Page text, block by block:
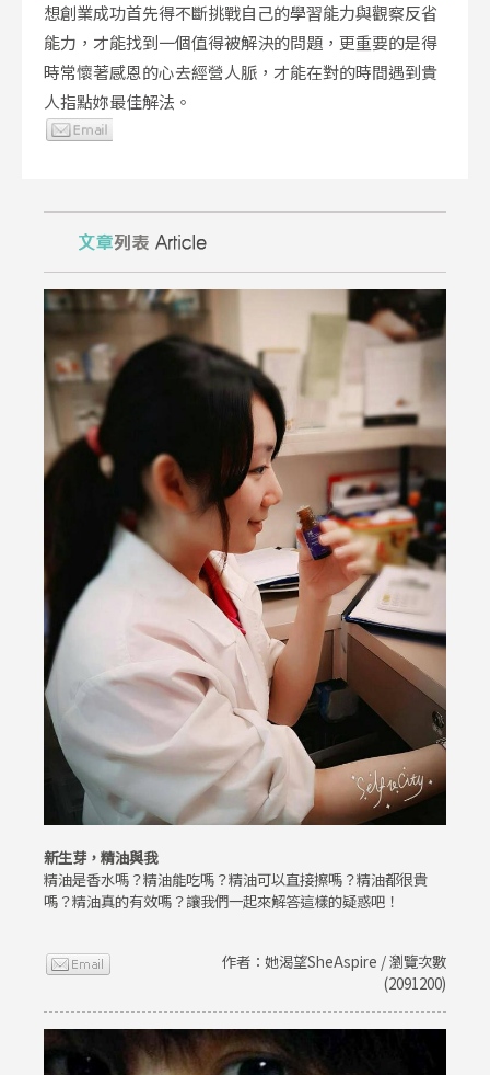
想創業成功首先得不斷挑戰自己的學習能力與觀察反省
能力，才能找到一個值得被解決的問題，更重要的是得
時常懷著感恩的心去經營人脈，才能在對的時間遇到貴
人指點妳最佳解法。
新生芽，精油與我
精油是香水嗎？精油能吃嗎？精油可以直接擦嗎？精油都很貴
嗎？精油真的有效嗎？讓我們一起來解答這樣的疑惑吧！
作者：她渴望SheAspire / 瀏覽次數
(2091200)